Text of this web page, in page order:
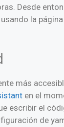
Desde
la página
más
en el
escribir el
de